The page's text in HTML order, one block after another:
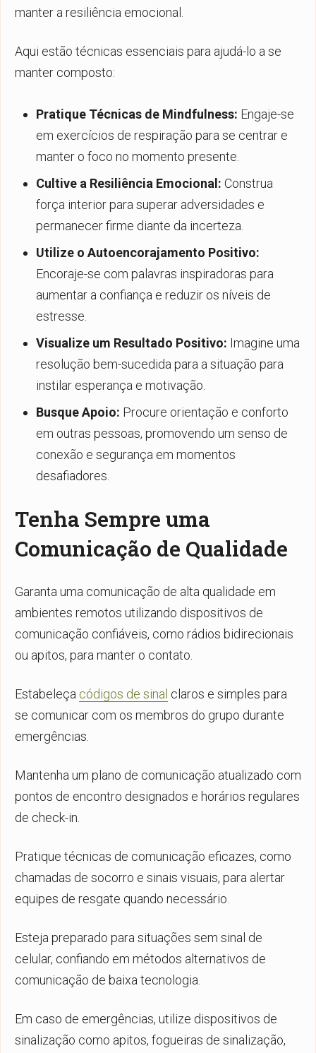
manter a resiliência emocional.
Aqui estão técnicas essenciais para ajudá-lo a se
manter composto:
Pratique Técnicas de Mindfulness: Engaje-se
em exercícios de respiração para se centrar e
manter o foco no momento presente.
Cultive a Resiliência Emocional: Construa
força interior para superar adversidades e
permanecer firme diante da incerteza.
Utilize o Autoencorajamento Positivo:
Encoraje-se com palavras inspiradoras para
aumentar a confiança e reduzir os níveis de
estresse.
Visualize um Resultado Positivo: Imagine uma
resolução bem-sucedida para a situação para
instilar esperança e motivação.
Busque Apoio: Procure orientação e conforto
em outras pessoas, promovendo um senso de
conexão e segurança em momentos
desafiadores.
Tenha Sempre uma
Comunicação de Qualidade
Garanta uma comunicação de alta qualidade em
ambientes remotos utilizando dispositivos de
comunicação confiáveis, como rádios bidirecionais
ou apitos, para manter o contato.
Estabeleça códigos de sinal claros e simples para
se comunicar com os membros do grupo durante
emergências.
Mantenha um plano de comunicação atualizado com
pontos de encontro designados e horários regulares
de check-in.
Pratique técnicas de comunicação eficazes, como
chamadas de socorro e sinais visuais, para alertar
equipes de resgate quando necessário.
Esteja preparado para situações sem sinal de
celular, confiando em métodos alternativos de
comunicação de baixa tecnologia.
Em caso de emergências, utilize dispositivos de
sinalização como apitos, fogueiras de sinalização,